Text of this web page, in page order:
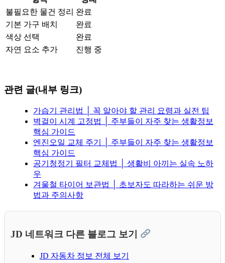
불필요한 물건 정리 완료
기본 가구 배치
완료
색상 선택
완료
자연 요소 추가
진행 중
관련 글(내부 링크)
가습기 관리법 │ 꼭 알아야 할 관리 요령과 실전 팁
벽걸이 시계 고정법 │ 주부들이 자주 찾는 생활정보
핵심 가이드
엔진오일 교체 주기 │ 주부들이 자주 찾는 생활정보
핵심 가이드
공기청정기 필터 교체법 │ 생활비 아끼는 실속 노하
우
겨울철 타이어 보관법 │ 초보자도 따라하는 쉬운 방
법과 주의사항
JD 네트워크 다른 블로그 보기
JD 자동차 정보 전체 보기